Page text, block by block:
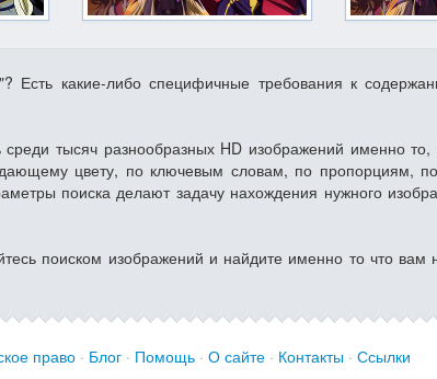
Есть какие-либо специфичные требования к
тысяч разнообразных HD изображений именно
цвету, по ключевым словам, по пропорциям,
поиска делают задачу нахождения нужного
поиском изображений и найдите именно то что вам
право · Блог · Помощь · О сайте · Контакты · Ссылки